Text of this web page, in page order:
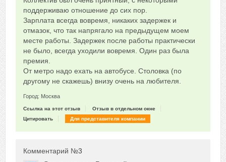
поддерживаю отношение до сих пор.
Зарплата всегда вовремя, никаких задержек и
отмазок, что так напрягало на предыдущем моем
месте работы. Задержек после работы практически
не было, всегда уходили вовремя. Один раз была
премия.
От метро надо ехать на автобусе. Столовка (по
другому не скажешь) внизу очень на любителя.
Город: Москва
Ссылка на этот отзыв
Отзыв в отдельном окне
Цитировать
Для представителя компании
Комментарий №3